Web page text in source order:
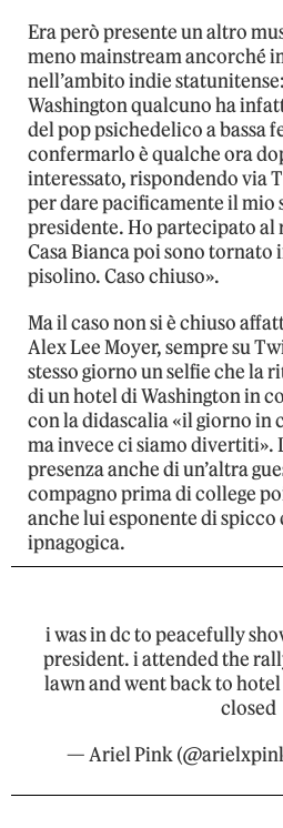
Era però presente un altro
meno mainstream ancorché
nell’ambito indie
Washington qualcuno ha
del pop psichedelico a bassa
confermarlo è qualche ora
interessato, rispondendo via
per dare pacificamente il mio
presidente. Ho partecipato al
Casa Bianca poi sono tornato
pisolino. Caso chiuso».
Ma il caso non si è chiuso
Alex Lee Moyer, sempre su
stesso giorno un selfie che la
di un hotel di Washington in
con la didascalia «il giorno in
ma invece ci siamo divertiti».
presenza anche di un’altra
compagno prima di college
anche lui esponente di spicco
ipnagogica.
i was in dc to peacefully
president. i attended the
lawn and went back to hotel
closed
— Ariel Pink